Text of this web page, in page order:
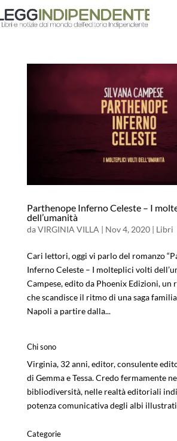
Parthenope Inferno Celeste – I
dell’umanità
daVIRGINIA VILLA | Nov 4, 2020| Libri
Cari lettori, oggi vi parlo del romanzo
Inferno Celeste – I molteplici volti
Campese, edito da Phoenix Edizioni, un
che scandisce il ritmo di una saga
Napoli a partire dalla...
Chi sono
Virginia, 32 anni, editor, consulente
di Gemma e Tessa. Credo fermamente
bibliodiversità, nelle realtà editoriali
potenza comunicativa degli albi
Categorie